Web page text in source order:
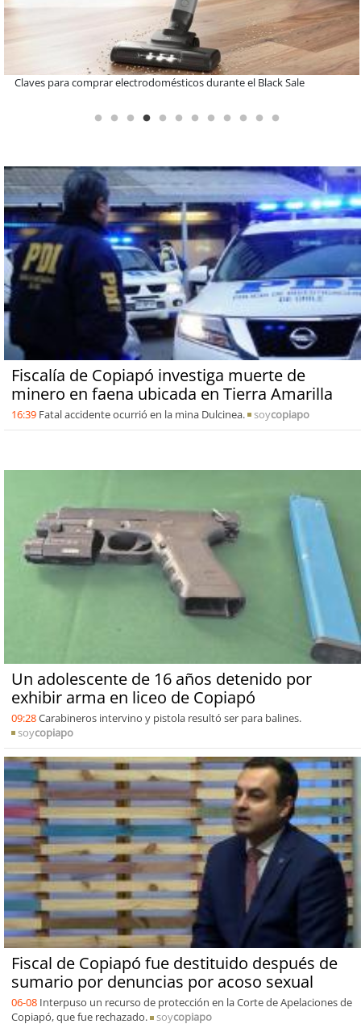
A dos años de la Ley Karin: especialistas afirman que el desafío es
Fiscalía de Copiapó investiga muerte de
minero en faena ubicada en Tierra Amarilla
16:39 Fatal accidente ocurrió en la mina Dulcinea. soycopiapo
Un adolescente de 16 años detenido por
exhibir arma en liceo de Copiapó
09:28Carabineros intervino y pistola resultó ser para balines.
soycopiapo
Fiscal de Copiapó fue destituido después de
sumario por denuncias por acoso sexual
06-08 Interpuso un recurso de protección en la Corte de Apelaciones de
Copiapó, que fue rechazado.
soycopiapo